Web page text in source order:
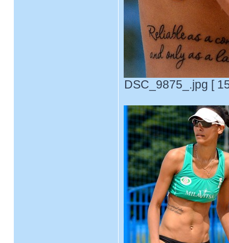
DSC_9875_.jpg [